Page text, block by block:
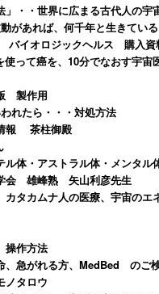
」・・世界に広まる古代人の宇
があれば、何千年と生きている
イオロジックヘルス 購入資
って癌を、10分でなおす宇
製作用
れたら・・・対処方法
報 茶柱御殿
ル体・アストラル体・メンタル
会 雄峰熟 矢山利彦先生
カタカムナ人の医療、宇宙のエ
作方法
急がれる方、MedBed のご
タロウ